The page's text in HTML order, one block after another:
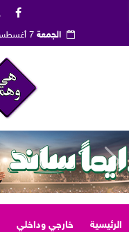
الجمعة
الرئيسية خارجي وداخلي